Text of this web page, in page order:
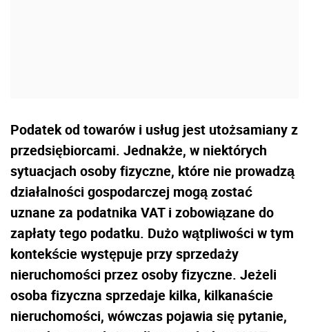
Podatek od towarów i usług jest utożsamiany z
przedsiębiorcami. Jednakże, w niektórych
sytuacjach osoby fizyczne, które nie prowadzą
działalności gospodarczej mogą zostać
uznane za podatnika VAT i zobowiązane do
zapłaty tego podatku. Dużo wątpliwości w tym
kontekście występuje przy sprzedaży
nieruchomości przez osoby fizyczne. Jeżeli
osoba fizyczna sprzedaje kilka, kilkanaście
nieruchomości, wówczas pojawia się pytanie,